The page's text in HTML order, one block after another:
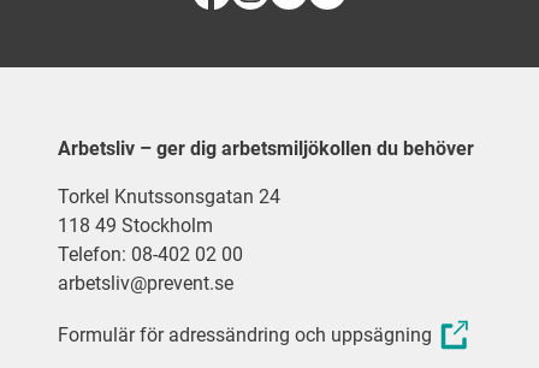
Arbetsliv – ger dig arbetsmiljökollen du behöver
Torkel Knutssonsgatan 24
118 49 Stockholm
Telefon: 08-402 02 00
arbetsliv@prevent.se
Formulär för adressändring och uppsägning